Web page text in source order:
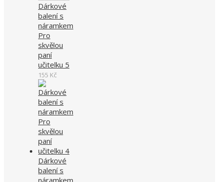
Dárkové
balení s
náramkem
Pro
skvělou
paní
učitelku 5
155 Kč
Dárkové
balení s
náramkem